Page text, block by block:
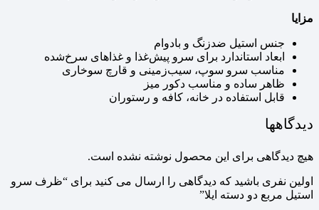
مزایا
جنس استیل ضدزنگ و بادوام
ابعاد استاندارد برای سرو پیش‌غذا و غذاهای سرخ‌شده
مناسب سرو سوپ، سیب‌زمینی و قارچ سوخاری
ظاهر ساده و مناسب دکور میز
قابل استفاده در خانه، کافه و رستوران
دیدگاهها
هیچ دیدگاهی برای این محصول نوشته نشده است.
اولین نفری باشید که دیدگاهی را ارسال می کنید برای “ظرف سرو
استیل مربع دو دسته ایلا”